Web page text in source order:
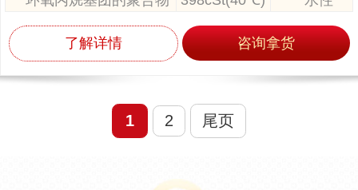
了解详情 咨询拿货
1 2 尾页